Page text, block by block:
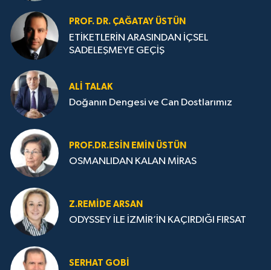
PROF. DR. ÇAĞATAY ÜSTÜN
ETİKETLERİN ARASINDAN İÇSEL
SADELEŞMEYE GEÇİŞ
ALI TALAK
Doğanın Dengesi ve Can Dostlarımız
PROF.DR.ESIN EMIN ÜSTÜN
OSMANLIDAN KALAN MİRAS
Z.REMIDE ARSAN
ODYSSEY İLE İZMİR’İN KAÇIRDIĞI FIRSAT
SERHAT GOBİ